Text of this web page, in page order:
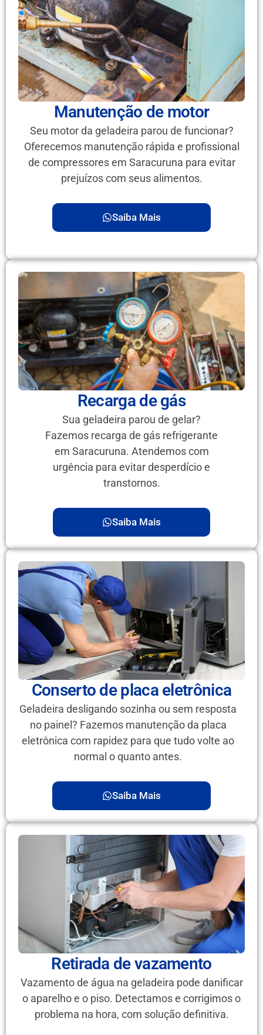
Manutenção de motor
Seu motor da geladeira parou de funcionar?
Oferecemos manutenção rápida e profissional
de compressores em Saracuruna para evitar
prejuízos com seus alimentos.
Saiba Mais
Recarga de gás
Sua geladeira parou de gelar?
Fazemos recarga de gás refrigerante
em Saracuruna. Atendemos com
urgência para evitar desperdício e
transtornos.
Saiba Mais
Conserto de placa eletrônica
Geladeira desligando sozinha ou sem resposta
no painel? Fazemos manutenção da placa
eletrônica com rapidez para que tudo volte ao
normal o quanto antes.
Saiba Mais
Retirada de vazamento
Vazamento de água na geladeira pode danificar
o aparelho e o piso. Detectamos e corrigimos o
problema na hora, com solução definitiva.